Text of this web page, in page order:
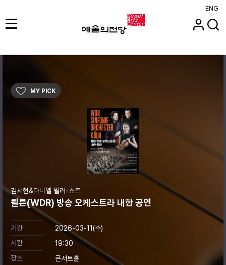
ENG
MY PICK
김서현&다니엘 뮐러-쇼트
쾰른(WDR) 방송 오케스트라 내한 공연
기간
2026-03-11(수)
시간
19:30
장소
콘서트홀